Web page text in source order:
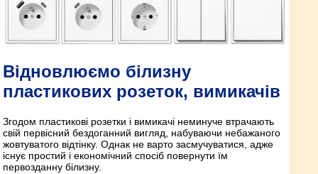
Відновлюємо білизну
пластикових розеток, вимикачів
Згодом пластикові розетки і вимикачі неминуче втрачають
свій первісний бездоганний вигляд, набуваючи небажаного
жовтуватого відтінку. Однак не варто засмучуватися, адже
існує простий і економічний спосіб повернути їм
первозданну білизну.